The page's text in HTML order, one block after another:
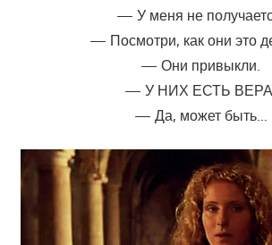
— У меня не
— Посмотри, как они это
— Они привыкли.
— У НИХ ЕСТЬ ВЕРА.
— Да, может быть…